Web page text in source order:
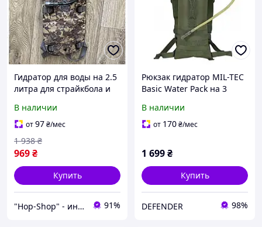
Гидратор для воды на 2.5
литра для страйкбола и
Camelbak Камелбек
туристическая военная
В наличии
от97₴/мес
969₴
1 938 ₴
Купить
"Hop-Shop" - интернет-магазин тактического военного снаряжения | Собственное производство | туризма 91%
Рюкзак гидратор MIL-TEC
Basic Water Pack на 3
Тактический гидратор
рюкзак с питьевой
В наличии
от 170₴/мес
1 699₴
Купить
DEFENDER 98%